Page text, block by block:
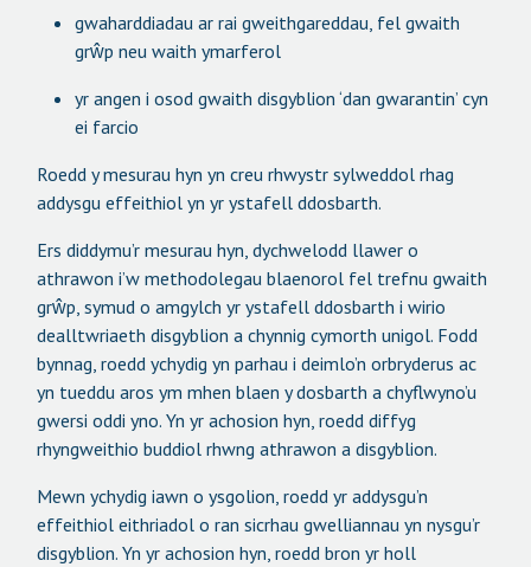
gwaharddiadau ar rai gweithgareddau, fel gwaith
grŵp neu waith ymarferol
yr angen i osod gwaith disgyblion ‘dan gwarantin’ cyn
ei farcio
Roedd y mesurau hyn yn creu rhwystr sylweddol rhag
addysgu effeithiol yn yr ystafell ddosbarth.
Ers diddymu’r mesurau hyn, dychwelodd llawer o
athrawon i’w methodolegau blaenorol fel trefnu gwaith
grŵp, symud o amgylch yr ystafell ddosbarth i wirio
dealltwriaeth disgyblion a chynnig cymorth unigol. Fodd
bynnag, roedd ychydig yn parhau i deimlo’n orbryderus ac
yn tueddu aros ym mhen blaen y dosbarth a chyflwyno’u
gwersi oddi yno. Yn yr achosion hyn, roedd diffyg
rhyngweithio buddiol rhwng athrawon a disgyblion.
Mewn ychydig iawn o ysgolion, roedd yr addysgu’n
effeithiol eithriadol o ran sicrhau gwelliannau yn nysgu’r
disgyblion. Yn yr achosion hyn, roedd bron yr holl